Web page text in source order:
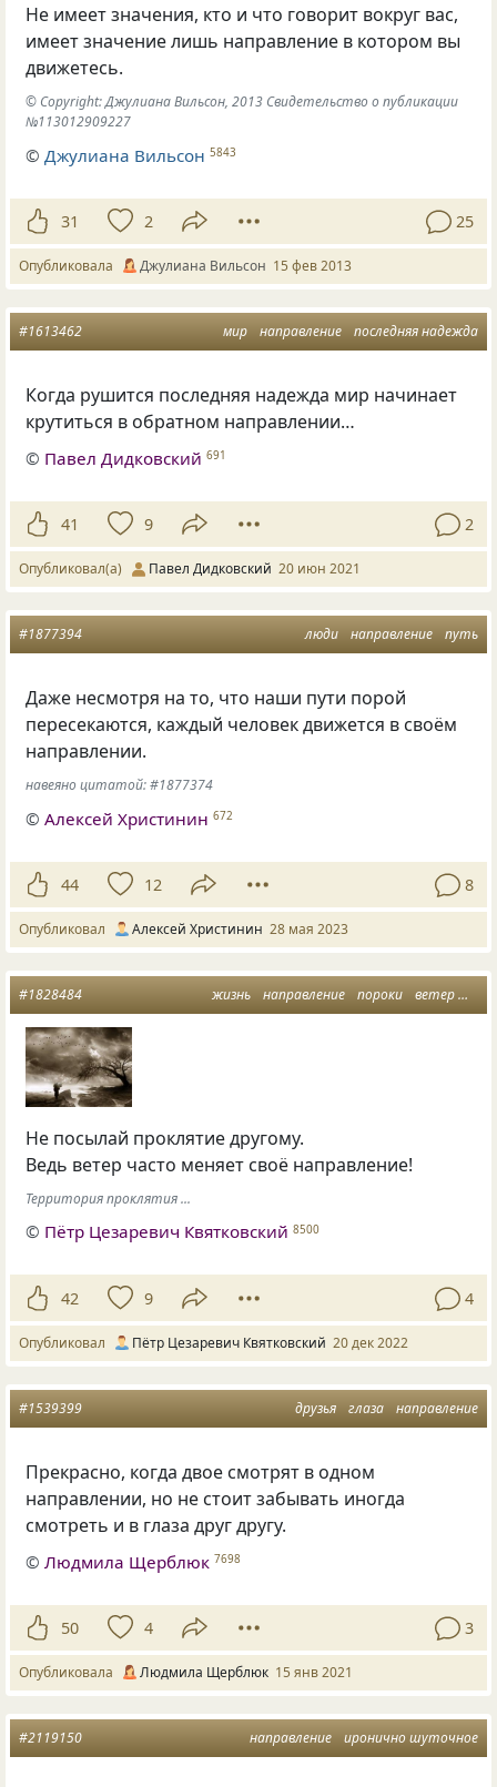
Не имеет значения, кто и что говорит вокруг вас,
имеет значение лишь направление в котором вы
движетесь.
© Copyright: Джулиана Вильсон, 2013 Свидетельство о публикации
№113012909227
© Джулиана Вильсон 5843
31 2 25
Опубликовала Джулиана Вильсон 15 фев 2013
мир направление последняя надежда
#1613462
Когда рушится последняя надежда мир начинает
крутиться в обратном направлении…
© Павел Дидковский 691
41 9 2
Опубликовал(а) Павел Дидковский 20 июн 2021
люди направление путь
#1877394
Даже несмотря на то, что наши пути порой
пересекаются, каждый человек движется в своём
направлении.
навеяно цитатой: #1877374
©Алексей Христинин 672
44 12 8
Опубликовал Алексей Христинин 28 мая 2023
жизнь направление пороки ветер
#1828484
Не посылай проклятие другому.
Ведь ветер часто меняет своё направление!
Территория проклятия ...
© Пётр Цезаревич Квятковский 8500
42 9 4
Опубликовал Пётр Цезаревич Квятковский 20 дек 2022
друзья глаза направление
#1539399
Прекрасно, когда двое смотрят в одном
направлении, но не стоит забывать иногда
смотреть и в глаза друг другу.
©Людмила Щерблюк 7698
50 4 3
Опубликовала Людмила Щерблюк 15 янв 2021
направление иронично шуточное
#2119150